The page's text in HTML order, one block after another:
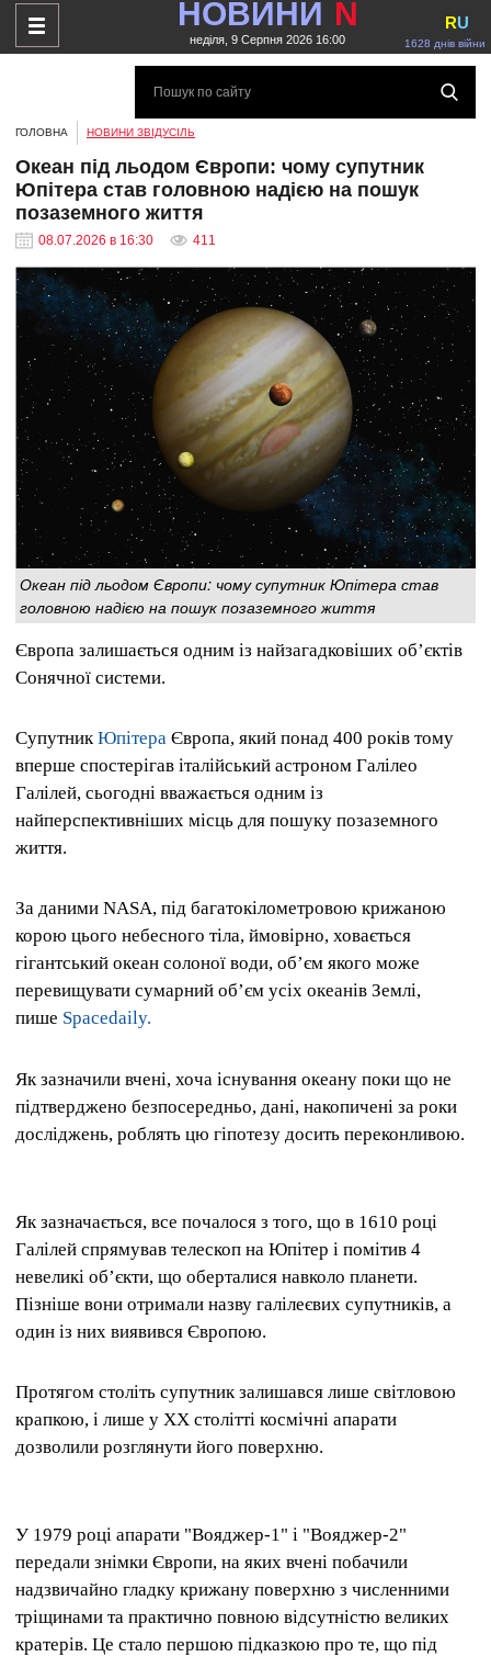
НОВИНИ N
неділя, 9 Серпня 2026 16:00 1628 днів війни
RU
ГОЛОВНА НОВИНИ ЗВІДУСІЛЬ
Океан під льодом Європи: чому супутник
Юпітера став головною надією на пошук
позаземного життя
08.07.2026 в 16:30 411
Океан під льодом Європи: чому супутник Юпітера став
головною надією на пошук позаземного життя
Європа залишається одним із найзагадковіших об’єктів
Сонячної системи.
СупутникЮпітера Європа, який понад 400 років тому
вперше спостерігав італійський астроном Галілео
Галілей, сьогодні вважається одним із
найперспективніших місць для пошуку позаземного
життя.
За даними NASA, під багатокілометровою крижаною
корою цього небесного тіла, ймовірно, ховається
гігантський океан солоної води, об’єм якого може
перевищувати сумарний об’єм усіх океанів Землі,
пише Spacedaily.
Як зазначили вчені, хоча існування океану поки що не
підтверджено безпосередньо, дані, накопичені за роки
досліджень, роблять цю гіпотезу досить переконливою.
Як зазначається, все почалося з того, що в 1610 році
Галілей спрямував телескоп на Юпітер і помітив 4
невеликі об’єкти, що оберталися навколо планети.
Пізніше вони отримали назву галілеєвих супутників, а
один із них виявився Європою.
Протягом століть супутник залишався лише світловою
крапкою, і лише у XX столітті космічні апарати
дозволили розглянути його поверхню.
У 1979 році апарати "Вояджер-1" і "Вояджер-2"
передали знімки Європи, на яких вчені побачили
надзвичайно гладку крижану поверхню з численними
тріщинами та практично повною відсутністю великих
кратерів. Це стало першою підказкою про те, що під